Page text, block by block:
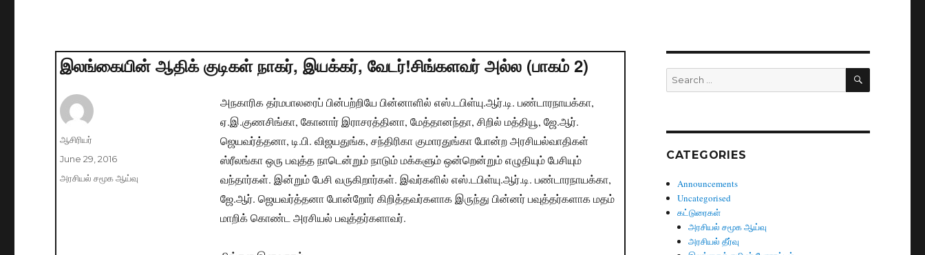
இலங்கையின் ஆதிக் குடிகள் நாகர், இயக்கர், வேடர்!சிங்களவர் அல்ல (பாகம் 2)
அநகாரிக தர்மபாலரைப் பின்பற்றியே பின்னாளில் எஸ்.டபிள்யு.ஆர்.டி. பண்டாரநாயக்கா,
ஏ.இ.குணசிங்கா, கோனார் இராசரத்தினா, மேத்தானந்தா, சிறில் மத்தியூ, ஜே.ஆர்.
ஜெயவர்த்தனா, டி.பி. விஜயதுங்க, சந்திரிகா குமாரதுங்கா போன்ற அரசியல்வாதிகள்
ஸ்ரீலங்கா ஒரு பவுத்த நாடென்றும் நாடும் மக்களும் ஒன்றென்றும் எழுதியும் பேசியும்
வந்தார்கள். இன்றும் பேசி வருகிறார்கள். இவர்களில் எஸ்.டபிள்யு.ஆர்.டி. பண்டாரநாயக்கா,
ஜே.ஆர். ஜெயவர்த்தனா போன்றோர் கிறித்தவர்களாக இருந்து பின்னர் பவுத்தர்களாக மதம்
மாறிக் கொண்ட அரசியல் பவுத்தர்களாவர்.
Author
ஆசிரியர்
Posted
on
June 29, 2016
Categories
அரசியல் சமூக ஆய்வு
Search
for:
SEARCH
CATEGORIES
Announcements
Uncategorised
கட்டுரைகள்
அரசியல் சமூக ஆய்வு
அரசியல் தீர்வு